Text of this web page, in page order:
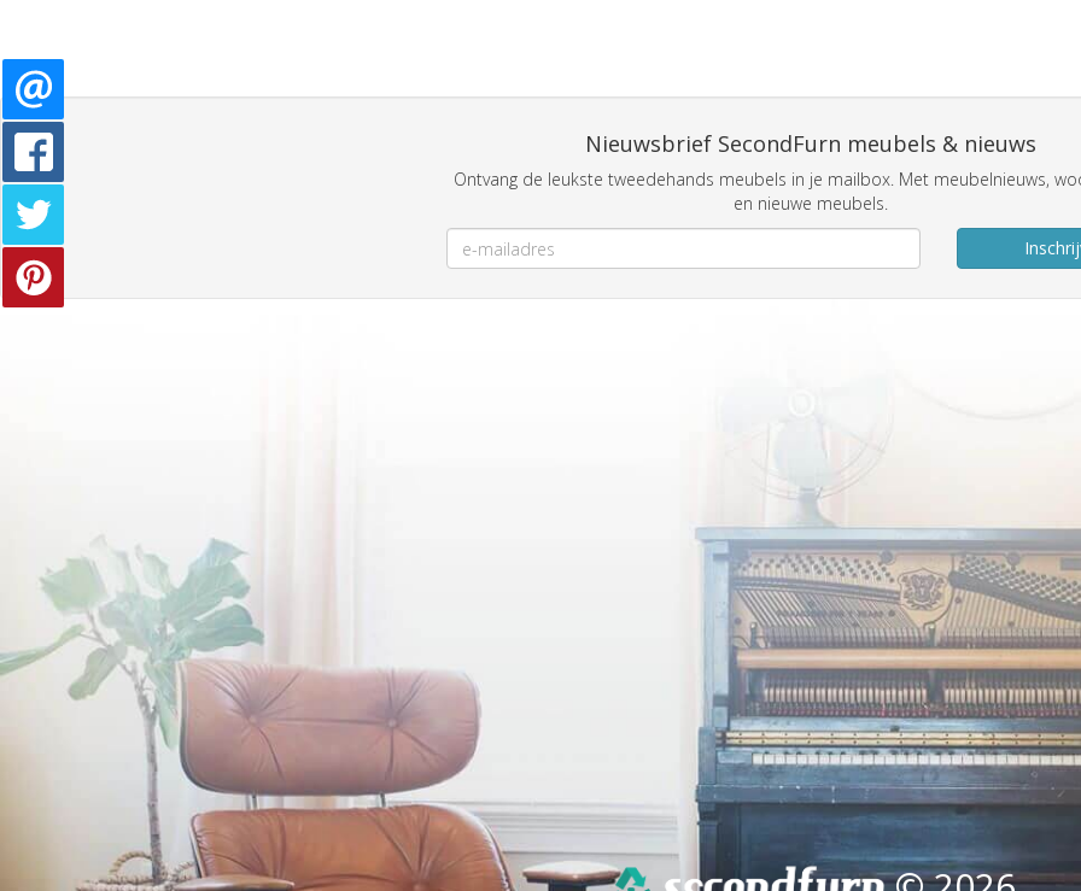
Nieuwsbrief SecondFurn meubels & nieuws
Ontvang de leukste tweedehands meubels in je mailbox. Met meubelnieuws,
en nieuwe meubels.